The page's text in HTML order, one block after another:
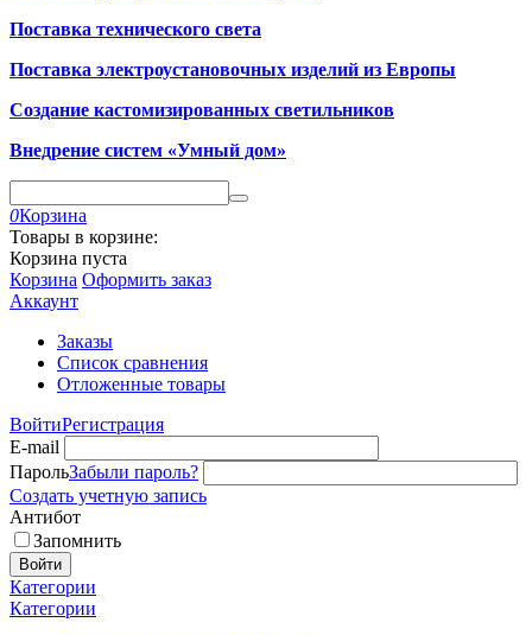
Поставка технического света
Поставка электроустановочных изделий из Европы
Создание кастомизированных светильников
Внедрение систем «Умный дом»
0Корзина
Товары в корзине:
Корзина пуста
Корзина Оформить заказ
Аккаунт
Заказы
Список сравнения
Отложенные товары
ВойтиРегистрация
E-mail
ПарольЗабыли пароль?
Создать учетную запись
Антибот
Запомнить
Войти
Категории
Категории